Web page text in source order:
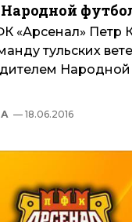
«Арсенал» Петр
тульских
Народной
— 18.06.2016